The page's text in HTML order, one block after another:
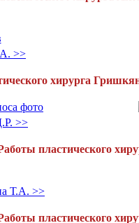
>>
хирурга
>>
пластического
Т.А. >>
пластического